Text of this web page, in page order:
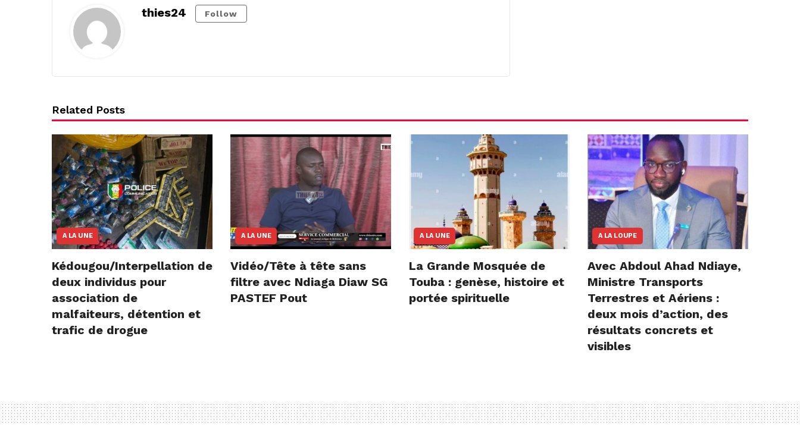
thies24 Follow
Related Posts
A LA UNE
Kédougou/Interpellation de
deux individus pour
association de
malfaiteurs, détention et
trafic de drogue
A LA UNE
Vidéo/Tête à tête sans
filtre avec Ndiaga Diaw SG
PASTEF Pout
A LA UNE
La Grande Mosquée de
Touba : genèse, histoire et
portée spirituelle
A LA LOUPE
Avec Abdoul Ahad Ndiaye,
Ministre Transports
Terrestres et Aériens :
deux mois d’action, des
résultats concrets et
visibles